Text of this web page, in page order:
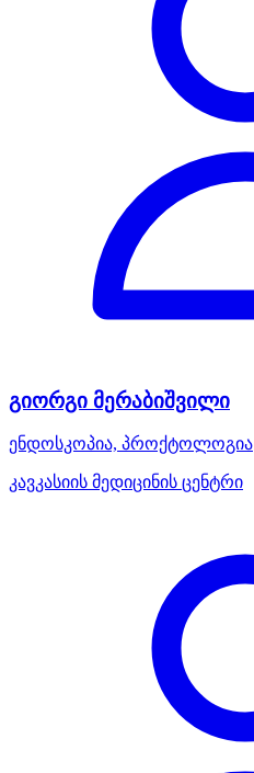
გიორგი მერაბიშვილი
ენდოსკოპია, პროქტოლოგია
კავკასიის მედიცინის ცენტრი